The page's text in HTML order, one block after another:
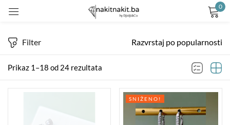
0
Prikaz 1–18 od 24 rezultata
Filter Razvrstaj po popularnosti
SNIŽENO!
Remember me Lost password?